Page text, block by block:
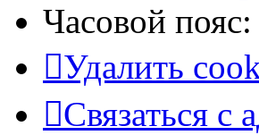
Часовой пояс:
Удалить
Связаться с